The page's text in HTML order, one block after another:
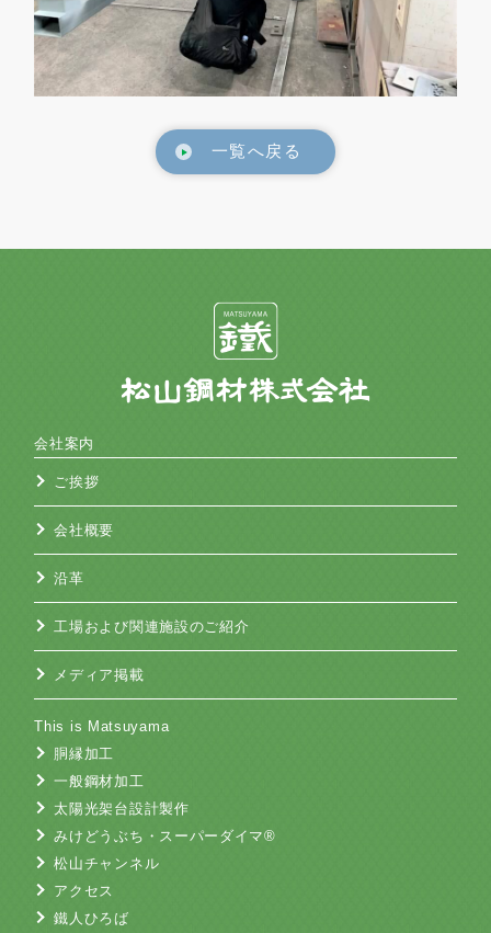
一覧へ戻る
会社案内
ご挨拶
会社概要
沿革
工場および関連施設のご紹介
メディア掲載
This is Matsuyama
胴縁加工
一般鋼材加工
太陽光架台設計製作
みけどうぶち・スーパーダイマ®
松山チャンネル
アクセス
鐵人ひろば